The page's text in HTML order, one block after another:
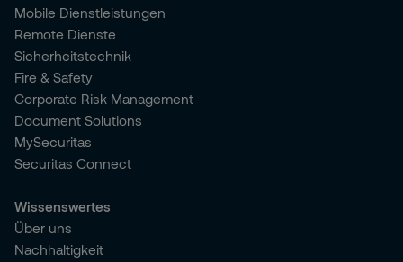
Mobile Dienstleistungen
Remote Dienste
Sicherheitstechnik
Fire & Safety
Corporate Risk Management
Document Solutions
MySecuritas
Securitas Connect
Wissenswertes
Über uns
Nachhaltigkeit